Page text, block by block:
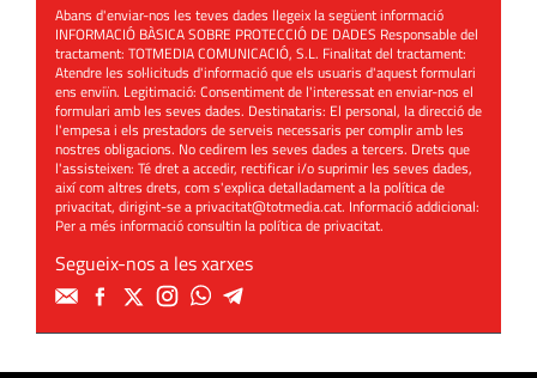
Abans d'enviar-nos les teves dades llegeix la següent informació
INFORMACIÓ BÀSICA SOBRE PROTECCIÓ DE DADES Responsable del
tractament: TOTMEDIA COMUNICACIÓ, S.L. Finalitat del tractament:
Atendre les sol·licituds d'informació que els usuaris d'aquest formulari
ens enviïn. Legitimació: Consentiment de l'interessat en enviar-nos el
formulari amb les seves dades. Destinataris: El personal, la direcció de
l'empesa i els prestadors de serveis necessaris per complir amb les
nostres obligacions. No cedirem les seves dades a tercers. Drets que
l'assisteixen: Té dret a accedir, rectificar i/o suprimir les seves dades,
així com altres drets, com s'explica detalladament a la política de
privacitat, dirigint-se aprivacitat@totmedia.cat. Informació addicional:
Per a més informació consultin lapolítica de privacitat.
Segueix-nos a les xarxes